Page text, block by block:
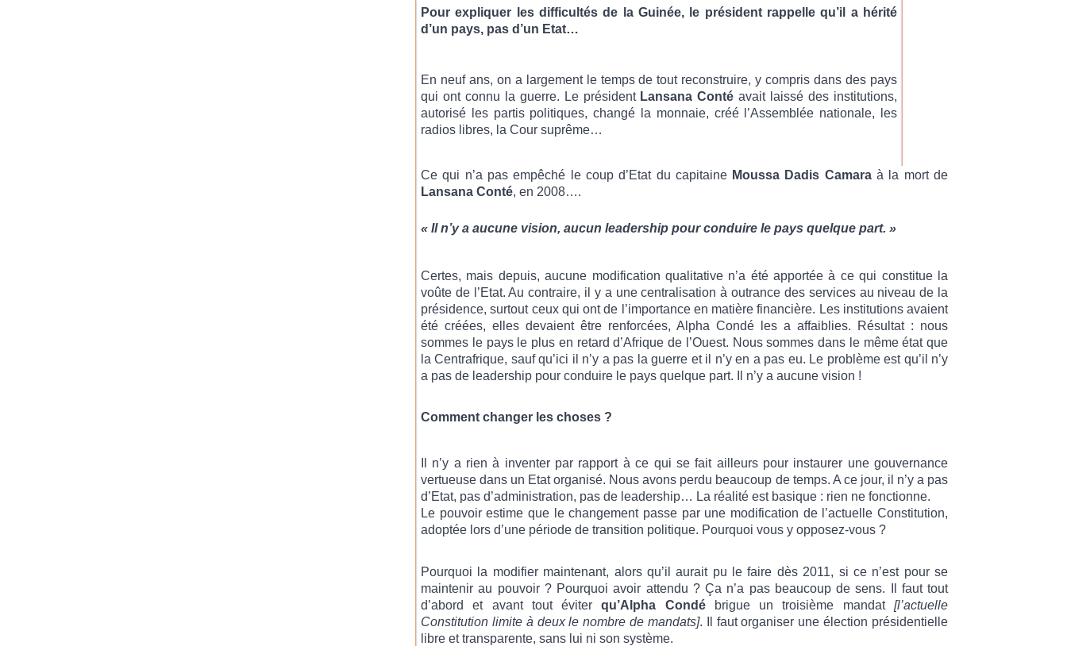
Pour expliquer les difficultés de la Guinée, le président rappelle qu’il a hérité
d’un pays, pas d’un Etat…
En neuf ans, on a largement le temps de tout reconstruire, y compris dans des pays
qui ont connu la guerre. Le président Lansana Conté avait laissé des institutions,
autorisé les partis politiques, changé la monnaie, créé l’Assemblée nationale, les
radios libres, la Cour suprême…
Ce qui n’a pas empêché le coup d’Etat du capitaine Moussa Dadis Camaraà la mort de
Lansana Conté, en 2008….
« Il n’y a aucune vision, aucun leadership pour conduire le pays quelque part. »
Certes, mais depuis, aucune modification qualitative n’a été apportée à ce qui constitue la
voûte de l’Etat. Au contraire, il y a une centralisation à outrance des services au niveau de la
présidence, surtout ceux qui ont de l’importance en matière financière. Les institutions avaient
été créées, elles devaient être renforcées, Alpha Condé les a affaiblies. Résultat : nous
sommes le pays le plus en retard d’Afrique de l’Ouest. Nous sommes dans le même état que
la Centrafrique, sauf qu’ici il n’y a pas la guerre et il n’y en a pas eu. Le problème est qu’il n’y
a pas de leadership pour conduire le pays quelque part. Il n’y a aucune vision !
Comment changer les choses ?
Il n’y a rien à inventer par rapport à ce qui se fait ailleurs pour instaurer une gouvernance
vertueuse dans un Etat organisé. Nous avons perdu beaucoup de temps. A ce jour, il n’y a pas
d’Etat, pas d’administration, pas de leadership… La réalité est basique : rien ne fonctionne.
Le pouvoir estime que le changement passe par une modification de l’actuelle Constitution,
adoptée lors d’une période de transition politique. Pourquoi vous y opposez-vous ?
Pourquoi la modifier maintenant, alors qu’il aurait pu le faire dès 2011, si ce n’est pour se
maintenir au pouvoir ? Pourquoi avoir attendu ? Ça n’a pas beaucoup de sens. Il faut tout
d’abord et avant tout éviterqu’Alpha Condébrigue un troisième mandat[l’actuelle
Constitution limite à deux le nombre de mandats]. Il faut organiser une élection présidentielle
libre et transparente, sans lui ni son système.